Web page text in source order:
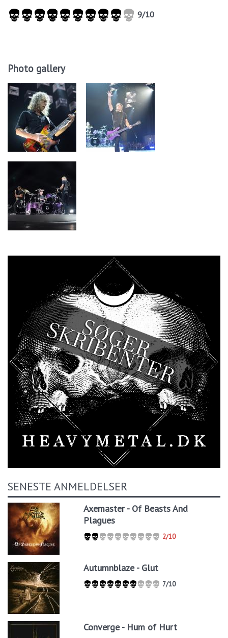
9/10
Photo gallery
SENESTE ANMELDELSER
Axemaster - Of Beasts And
Plagues
2/10
Autumnblaze - Glut
7/10
Converge - Hum of Hurt